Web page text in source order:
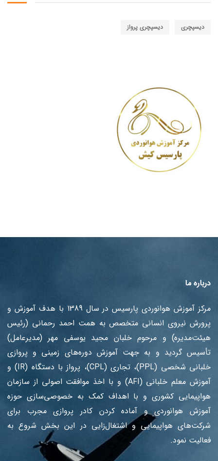
دیسپچری دیسپچری پرواز
درباره ما
مرکز آموزش هوانوردی پارسیس در سال 1389 با هدف آموزش ‌و
پرورش نیروی انسانی متخصص به همت احمد رحمانی (رئیس
هیئت‌مدیره) و مرحوم خلبان مجید یوسفی مهر (مدیرعامل)
تأسیس گردید و به جهت آموزش دوره‌های زمینی و پروازی
خلبانی شخصی (PPL)، تجاری (CPL)، پرواز با دستگاه (IR) و
آموزش معلم خلبانی (AFI) و با اخذ موافقت اصولی از سازمان
هواپیمایی کشوری و با اهداف کمک به خصوصی‌سازی حوزه
آموزش هوانوردی و آماده کردن کادر پروازی مجرب برای
شرکت‌های هواپیمایی و اشتغال‌زایی در این بخش شروع به
فعالیت نمود.